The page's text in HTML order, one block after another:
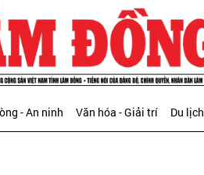
- An ninh Văn hóa - Giải trí Du lịch